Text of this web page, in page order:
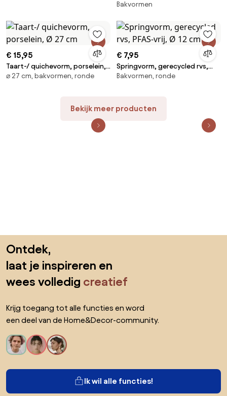
rvs, PFAS-vrij, 15,5 cm x 8,5 cm
Bakvormen
€ 15,95
Taart-/ quichevorm, porselein,
Ø 27 cm
⌀ 27 cm, bakvormen, ronde
€ 7,95
Springvorm, gerecycled rvs,
PFAS-vrij, Ø 12 cm
Bakvormen, ronde
Bekijk meer producten
Ontdek,
laat je inspireren en
wees volledig creatief
Krijg toegang tot alle functies en word
een deel van de Home&Decor-community.
Ik wil alle functies!